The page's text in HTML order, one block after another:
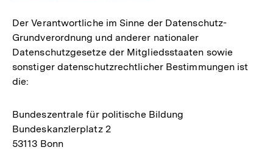
Der Verantwortliche im Sinne der Datenschutz-
Grundverordnung und anderer nationaler
Datenschutzgesetze der Mitgliedsstaaten sowie
sonstiger datenschutzrechtlicher Bestimmungen ist
die:
Bundeszentrale für politische Bildung
Bundeskanzlerplatz 2
53113 Bonn